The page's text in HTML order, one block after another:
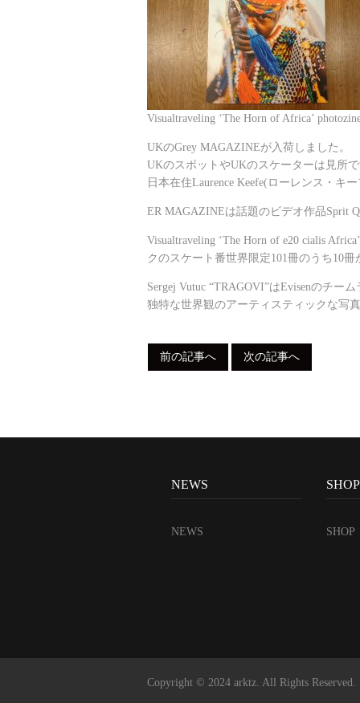
Visualtraveling ‘The Horn of Africa’
UKのGrey MAGAZINEが入荷しました。
UKのスポットやUKのスケーターは見所
日本在住Laurence Keefe(ローレンス・キ
ER MAGAZINEは話題のビデオ作品Sprit
Visualtraveling ‘The Horn of e20 cialis
クのスケート番世界限定101冊のうち10
Sergej Vutuc “TRAGOVI”はEvisenのチ
独特な世界観のアーティスティックな写
前の記事へ 次の記事へ
NEWS
NEWS
SHOP
SHOP
Copyright © 2024 arktz. All Rights Reserved.